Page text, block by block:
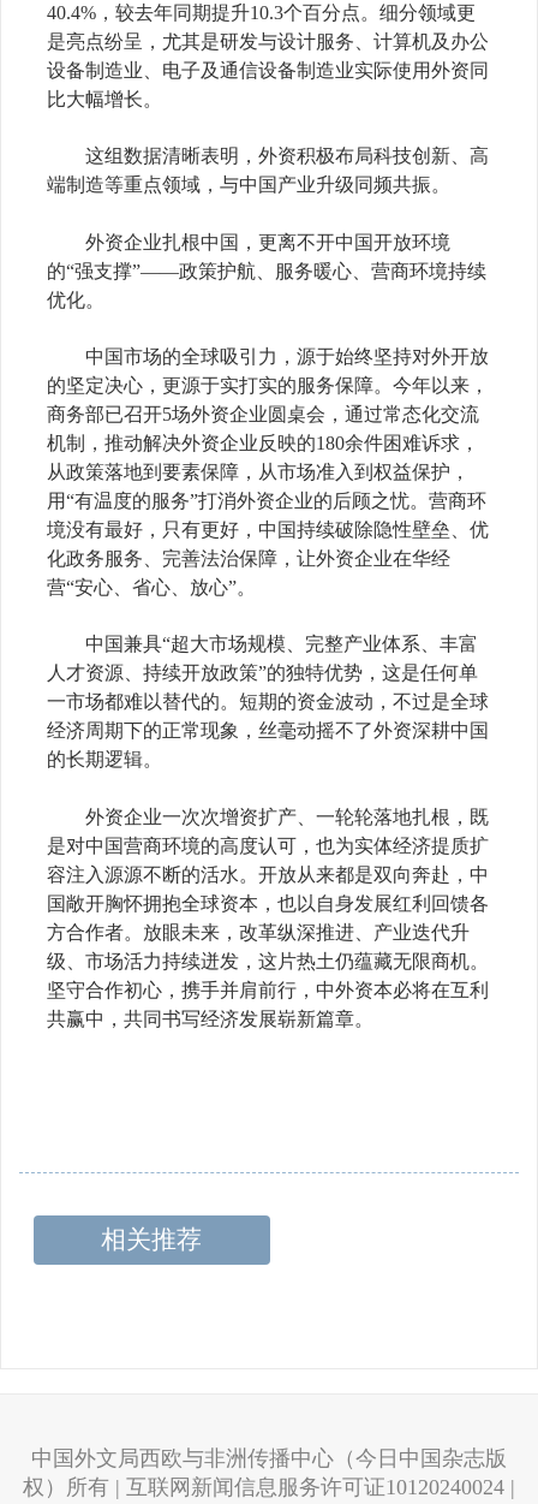
40.4%，较去年同期提升10.3个百分点。细分领域更
是亮点纷呈，尤其是研发与设计服务、计算机及办公
设备制造业、电子及通信设备制造业实际使用外资同
比大幅增长。
这组数据清晰表明，外资积极布局科技创新、高
端制造等重点领域，与中国产业升级同频共振。
外资企业扎根中国，更离不开中国开放环境
的“强支撑”——政策护航、服务暖心、营商环境持续
优化。
中国市场的全球吸引力，源于始终坚持对外开放
的坚定决心，更源于实打实的服务保障。今年以来，
商务部已召开5场外资企业圆桌会，通过常态化交流
机制，推动解决外资企业反映的180余件困难诉求，
从政策落地到要素保障，从市场准入到权益保护，
用“有温度的服务”打消外资企业的后顾之忧。营商环
境没有最好，只有更好，中国持续破除隐性壁垒、优
化政务服务、完善法治保障，让外资企业在华经
营“安心、省心、放心”。
中国兼具“超大市场规模、完整产业体系、丰富
人才资源、持续开放政策”的独特优势，这是任何单
一市场都难以替代的。短期的资金波动，不过是全球
经济周期下的正常现象，丝毫动摇不了外资深耕中国
的长期逻辑。
外资企业一次次增资扩产、一轮轮落地扎根，既
是对中国营商环境的高度认可，也为实体经济提质扩
容注入源源不断的活水。开放从来都是双向奔赴，中
国敞开胸怀拥抱全球资本，也以自身发展红利回馈各
方合作者。放眼未来，改革纵深推进、产业迭代升
级、市场活力持续迸发，这片热土仍蕴藏无限商机。
坚守合作初心，携手并肩前行，中外资本必将在互利
共赢中，共同书写经济发展崭新篇章。
相关推荐
中国外文局西欧与非洲传播中心（今日中国杂志版
权）所有 | 互联网新闻信息服务许可证10120240024 |